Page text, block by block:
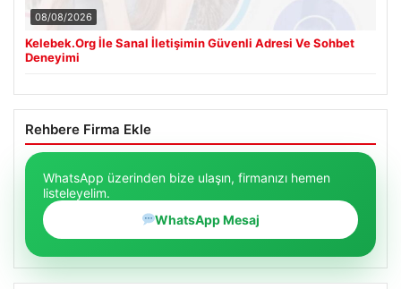
08/08/2026
Kelebek.Org İle Sanal İletişimin Güvenli Adresi Ve Sohbet
Deneyimi
Rehbere Firma Ekle
WhatsApp üzerinden bize ulaşın, firmanızı hemen
listeleyelim.
WhatsApp Mesaj